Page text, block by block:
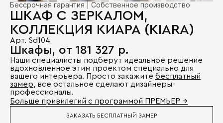
Бессрочная гарантия | Собственное производство
ШКАФ С ЗЕРКАЛОМ,
КОЛЛЕКЦИЯ КИАРА (KIARA)
Арт. Sd104
Шкафы, от 181 327 р.
Наши специалисты подберут идеальное решение
вдохновленное этим проектом специально для
вашего интерьера. Просто закажите бесплатный
замер , все остальное сделают дизайнеры-
профессионалы.
Больше привилегий с программой ПРЕМЬЕР →
ЗАКАЗАТЬ БЕСПЛАТНЫЙ ЗАМЕР